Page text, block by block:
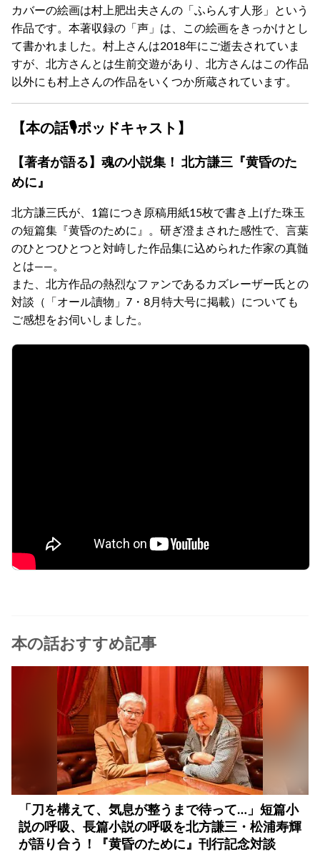
カバーの絵画は村上肥出夫さんの「ふらんす人形」という
作品です。本著収録の「声」は、この絵画をきっかけとし
て書かれました。村上さんは2018年にご逝去されていま
すが、北方さんとは生前交遊があり、北方さんはこの作品
以外にも村上さんの作品をいくつか所蔵されています。
【本の話🎙ポッドキャスト】
【著者が語る】魂の小説集！ 北方謙三『黄昏のた
めに』
北方謙三氏が、1篇につき原稿用紙15枚で書き上げた珠玉
の短篇集『黄昏のために』。研ぎ澄まされた感性で、言葉
のひとつひとつと対峙した作品集に込められた作家の真髄
とは――。
また、北方作品の熱烈なファンであるカズレーザー氏との
対談（「オール讀物」7・8月特大号に掲載）についても
ご感想をお伺いしました。
本の話おすすめ記事
「刀を構えて、気息が整うまで待って…」短篇小
説の呼吸、長篇小説の呼吸を北方謙三・松浦寿輝
が語り合う！『黄昏のために』刊行記念対談